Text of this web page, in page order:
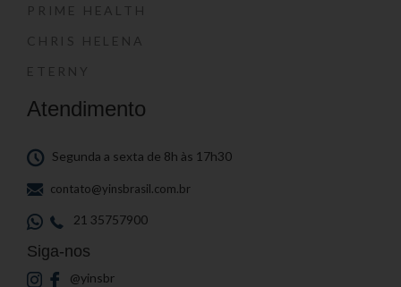
PRIME HEALTH
CHRIS HELENA
ETERNY
Atendimento
Segunda a sexta de 8h às 17h30
contato@yinsbrasil.com.br
21 35757900
Siga-nos
@yinsbr